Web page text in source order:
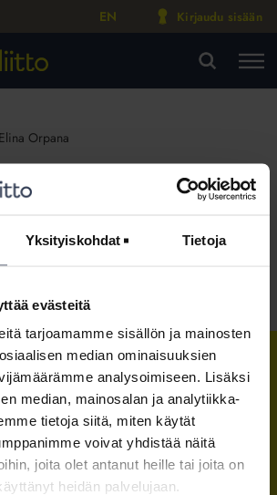
Yksityiskohdat Tietoja
evästeitä
tarjoamamme sisällön ja mainosten
median ominaisuuksien
analysoimiseen. Lisäksi
median, mainosalan ja analytiikka-
tietoja siitä, miten käytät
voivat yhdistää näitä
joita olet antanut heille tai joita on
heidän palvelujaan.
EN Kirjaudu sisään
Elina Orpana
Isännöintiliitto
LinkedInissä
Isännöintiliitto
Facebookissa
Isännöintiliitto
Instagrammissa
sijaitsee Hakaniemessä Helsingissä.
PL 1370, 00101 HelsinkiSähköpostit:
Tietosuoja Hallitse evästeasetuksia